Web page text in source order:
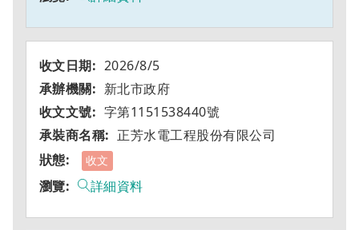
2026/8/5
新北市政府
字第1151538440號
正芳水電工程股份有限公司
收文
詳細資料